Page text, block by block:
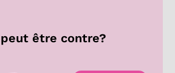
être contre?